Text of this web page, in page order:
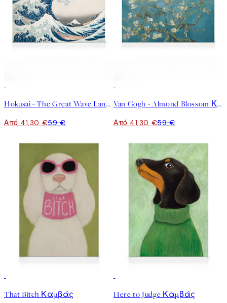
Hokusai - The Great Wave Landscape Καμβάς
Από 41,30 €59 €
Van Gogh - Almond Blossom Καμβάς
Από 41,30 €59 €
That Bitch Καμβάς Here to Judge Καμβάς